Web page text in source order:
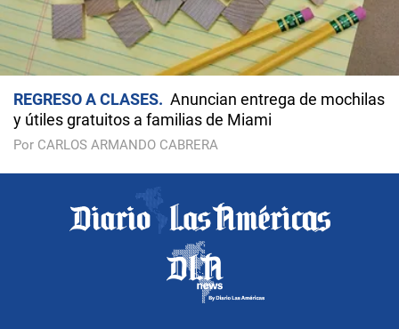
REGRESO A CLASES
Anuncian entrega de mochilas
y útiles gratuitos a familias de Miami
Por CARLOS ARMANDO CABRERA